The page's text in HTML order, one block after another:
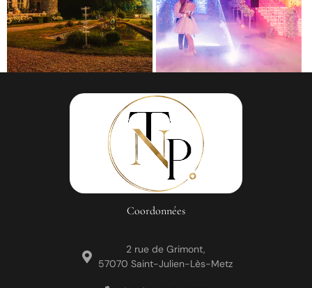
Coordonnées
2 rue de Grimont,
57070 Saint-Julien-Lès-Metz